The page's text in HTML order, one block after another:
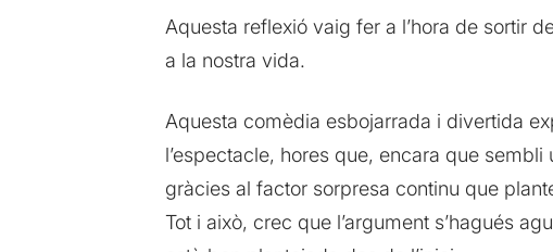
Aquesta reflexió vaig fer a l’hora de sortir
a la nostra vida.
Aquesta comèdia esbojarrada i divertida
l’espectacle, hores que, encara que
gràcies al factor sorpresa continu que
Tot i això, crec que l’argument s’hagués